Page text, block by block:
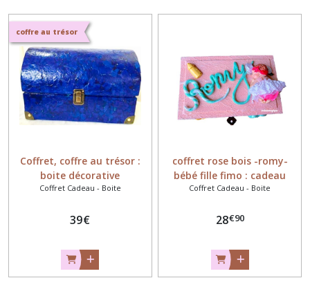
coffre au trésor
Coffret, coffre au trésor :
boite décorative
Coffret Cadeau - Boite
39€
coffret rose bois -romy-
bébé fille fimo : cadeau
personnalisé
Coffret Cadeau - Boite
28€90
à
neige
-
cloche
en
verre
(4)
-
boite
(16)